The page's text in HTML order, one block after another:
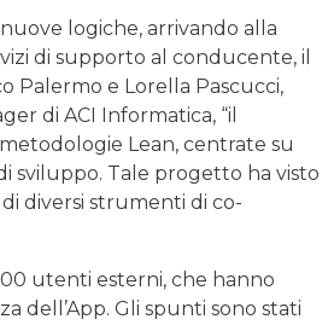
logiche, arrivando alla
di supporto al conducente, il
Palermo e Lorella Pascucci,
di ACI Informatica, “il
Lean, centrate su
sviluppo. Tale progetto ha visto
diversi strumenti di co-
utenti esterni, che hanno
dell’App. Gli spunti sono stati